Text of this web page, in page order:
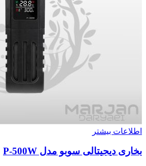
اطلاعات بیشتر
بخاری دیجیتالی سوبو مدل P-500W